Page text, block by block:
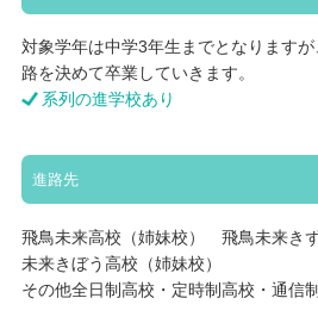
対象学年は中学3年生までとなります
路を決めて卒業していきます。
系列の進学校あり
進路先
飛鳥未来高校（姉妹校） 飛鳥未来き
未来きぼう高校（姉妹校）
その他全日制高校・定時制高校・通信